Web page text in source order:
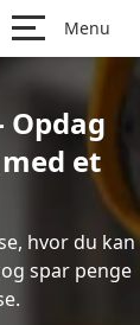
Menu
Opdag
et
hvor du kan
spar penge